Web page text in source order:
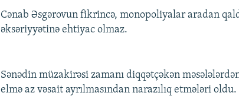
Cənab Əsgərovun fikrincə, monopoliyalar aradan
əksəriyyətinə ehtiyac olmaz.
Sənədin müzakirəsi zamanı diqqətçəkən
elmə az vəsait ayrılmasından narazılıq etmələri